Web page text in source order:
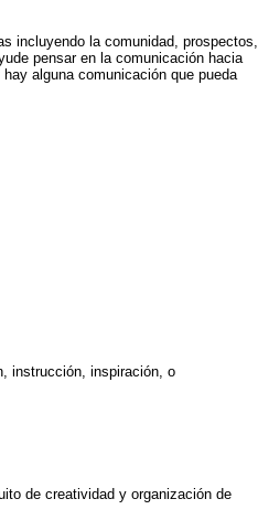
incluyendo la comunidad, prospectos,
pensar en la comunicación hacia
alguna comunicación que pueda
instrucción, inspiración, o
de creatividad y organización de